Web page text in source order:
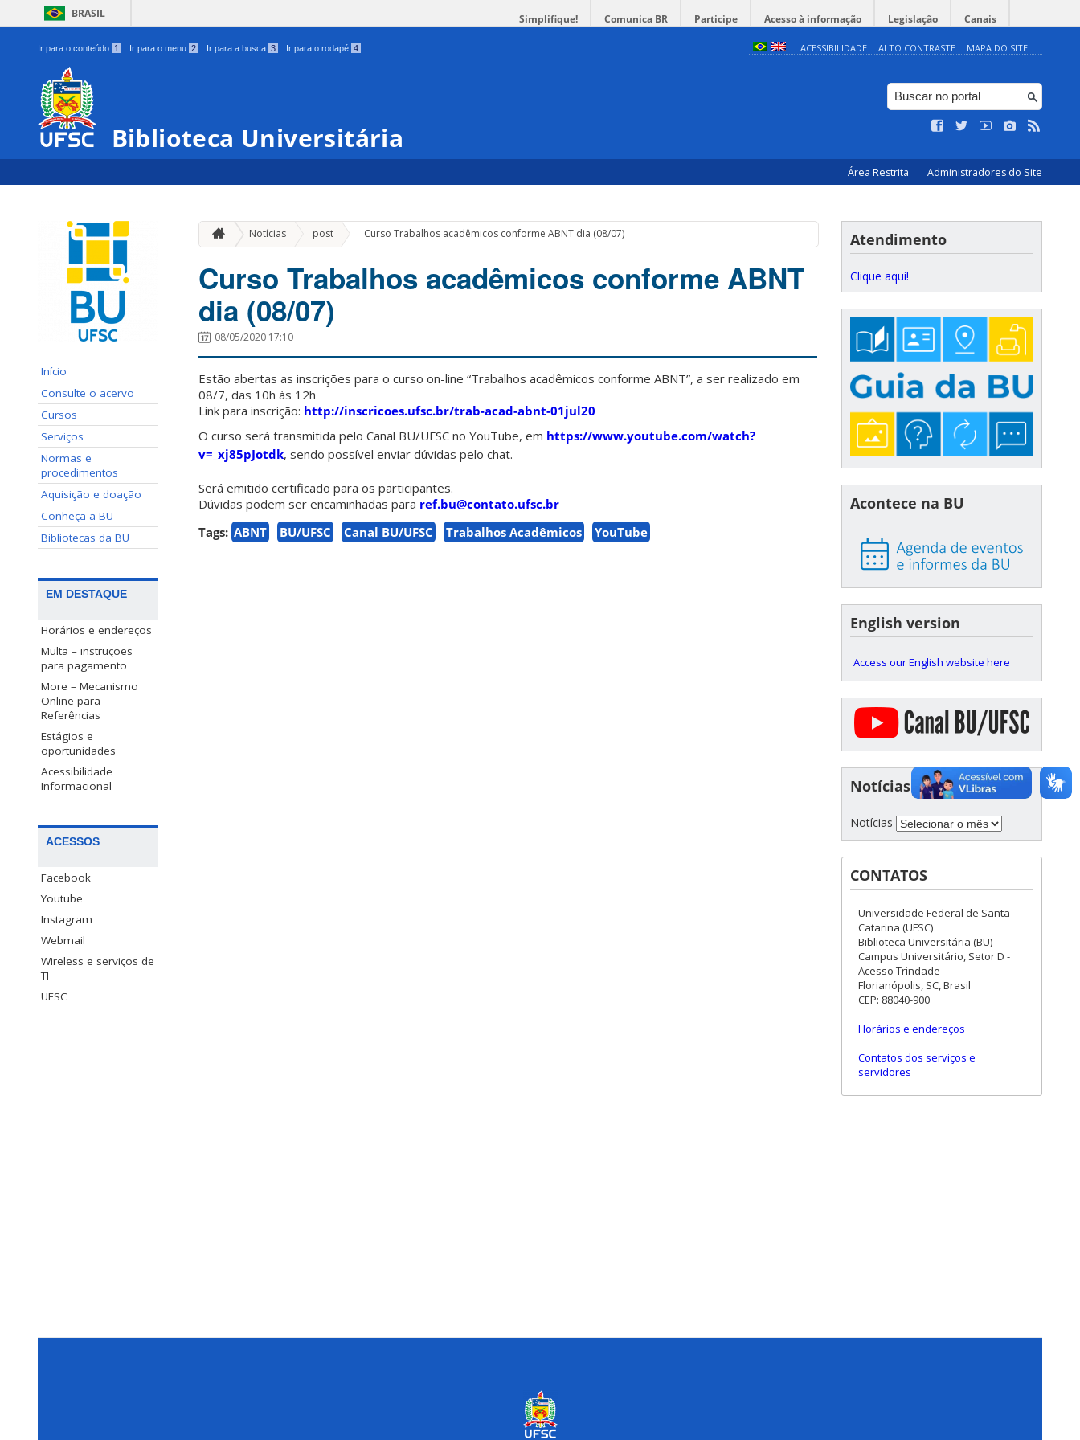
BRASIL Simplifique! Comunica BR Participe Acesso à informação Legislação Canais
Ir para o conteúdo 1 Ir para o menu 2 Ir para a busca 3 Ir para o rodapé 4 ACESSIBILIDADE ALTO CONTRASTE MAPA DO SITE
Biblioteca Universitária
Área Restrita Administradores do Site
Início
Consulte o acervo
Cursos
Serviços
Normas e
procedimentos
Aquisição e doação
Conheça a BU
Bibliotecas da BU
EM DESTAQUE
Horários e endereços
Multa – instruções
para pagamento
More – Mecanismo
Online para
Referências
Estágios e
oportunidades
Acessibilidade
Informacional
ACESSOS
Facebook
Youtube
Instagram
Webmail
Wireless e serviços de
TI
UFSC
Notícias post » Curso Trabalhos acadêmicos conforme ABNT dia (08/07)
Curso Trabalhos acadêmicos conforme ABNT
dia (08/07)
08/05/2020 17:10
Estão abertas as inscrições para o curso on-line “Trabalhos acadêmicos conforme ABNT”, a ser realizado em
08/7, das 10h às 12h
Link para inscrição: http://inscricoes.ufsc.br/trab-acad-abnt-01jul20
O curso será transmitida pelo Canal BU/UFSC no YouTube, em https://www.youtube.com/watch?
v=_xj85pJotdk, sendo possível enviar dúvidas pelo chat.
Será emitido certificado para os participantes.
Dúvidas podem ser encaminhadas para ref.bu@contato.ufsc.br
Tags: ABNT BU/UFSC Canal BU/UFSC Trabalhos Acadêmicos YouTube
Atendimento
Clique aqui!
Acontece na BU
English version
Access our English website here
Notícias
Notícias
CONTATOS
Universidade Federal de Santa
Catarina (UFSC)
Biblioteca Universitária (BU)
Campus Universitário, Setor D -
Acesso Trindade
Florianópolis, SC, Brasil
CEP: 88040-900
Horários e endereços
Contatos dos serviços e
servidores